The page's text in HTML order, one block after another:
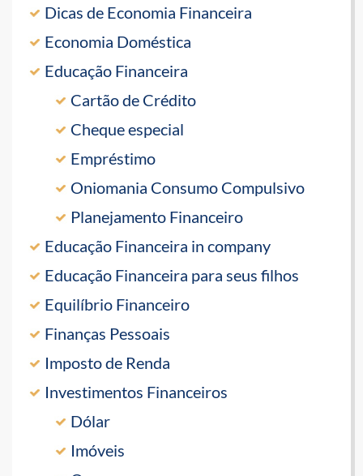
Dicas de Economia Financeira
Economia Doméstica
Educação Financeira
Cartão de Crédito
Cheque especial
Empréstimo
Oniomania Consumo Compulsivo
Planejamento Financeiro
Educação Financeira in company
Educação Financeira para seus filhos
Equilíbrio Financeiro
Finanças Pessoais
Imposto de Renda
Investimentos Financeiros
Dólar
Imóveis